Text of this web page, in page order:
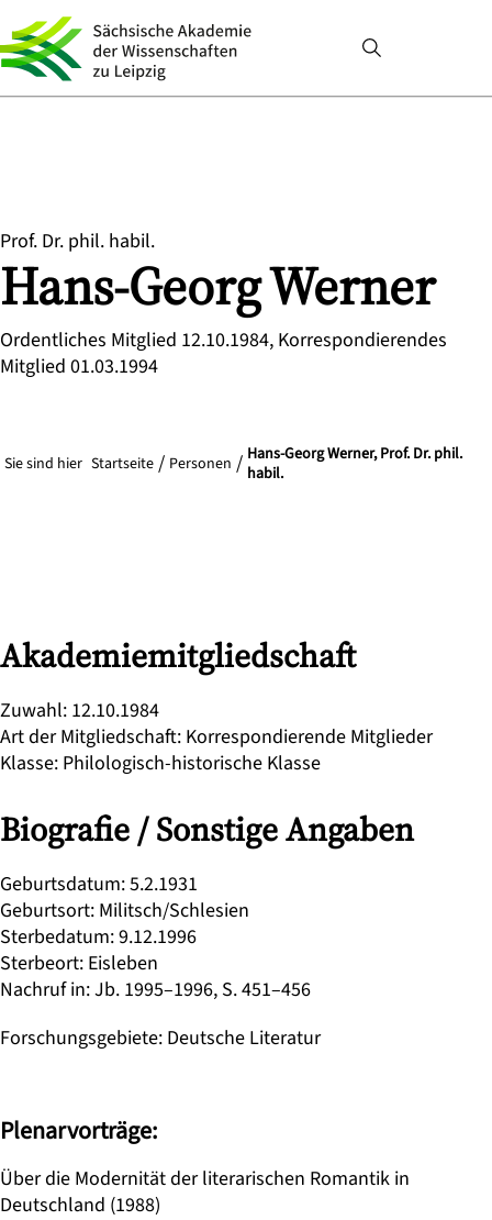
Prof. Dr. phil. habil.
Hans-GeorgWerner
Ordentliches Mitglied 12.10.1984, Korrespondierendes
Mitglied 01.03.1994
Sie sind hier Startseite Personen
Hans-Georg Werner, Prof. Dr. phil.
habil.
Akademiemitgliedschaft
Zuwahl: 12.10.1984
Art der Mitgliedschaft: Korrespondierende Mitglieder
Klasse: Philologisch-historische Klasse
Biografie / Sonstige Angaben
Geburtsdatum:5.2.1931
Geburtsort: Militsch/Schlesien
Sterbedatum:9.12.1996
Sterbeort: Eisleben
Nachruf in:Jb. 1995–1996, S. 451–456
Forschungsgebiete: Deutsche Literatur
Plenarvorträge:
Über die Modernität der literarischen Romantik in
Deutschland (1988)